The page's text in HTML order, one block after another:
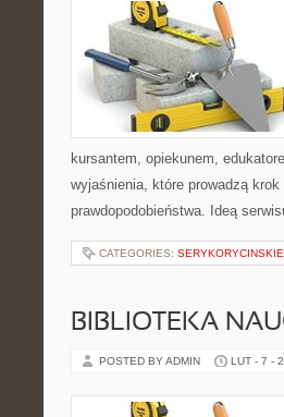
kursantem, opiekunem,
wyjaśnienia, które prowadzą
prawdopodobieństwa. Ideą
CATEGORIES: SERYKORYCINSKIE
BIBLIOTEKA
POSTED BY ADMIN LUT - 7 -